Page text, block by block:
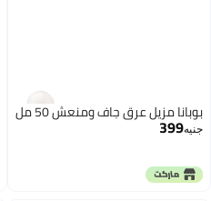
بوبانا مزيل عرق جاف ومنعش 50 مل
جنيه399